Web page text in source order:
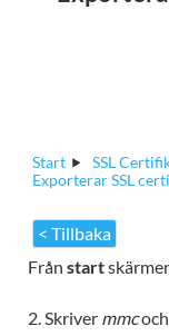
Start SSL
Exporterar SSL
< Tillbaka
Från start
2. Skriver mmc